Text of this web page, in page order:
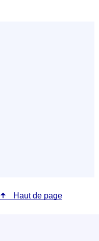
Haut de page